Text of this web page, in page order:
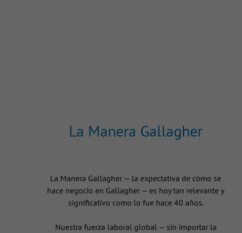
La Manera Gallagher
La Manera Gallagher — la expectativa de cómo se
hace negocio en Gallagher — es hoy tan relevante y
significativo como lo fue hace 40 años.
Nuestra fuerza laboral global — sin importar la